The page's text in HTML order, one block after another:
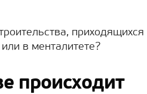
приходящихся
в менталитете?
происходит